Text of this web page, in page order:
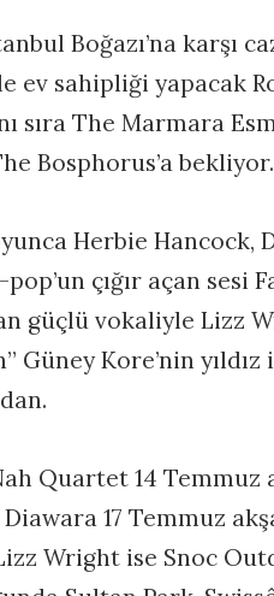
Boğazı’na karşı
ev sahipliği yapacak
sıra The Marmara
Bosphorus’a bekliyor.
Herbie Hancock,
çığır açan sesi
güçlü vokaliyle Lizz
Güney Kore’nin
Quartet 14 Temmuz
17 Temmuz
Lizz Wright ise Snoc